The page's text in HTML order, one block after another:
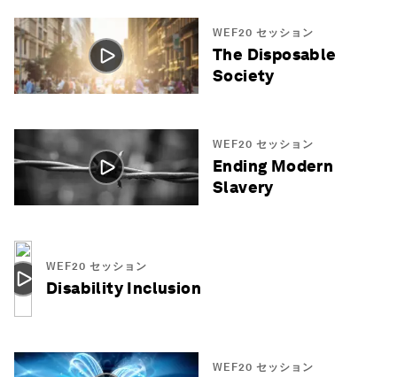
WEF20 セッション
The Disposable
Society
WEF20 セッション
Ending Modern
Slavery
WEF20 セッション
Disability Inclusion
WEF20 セッション